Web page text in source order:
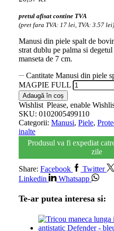
pretul afisat contine TVA
(pret fara TVA: 17 lei, TVA: 3.57 lei)
Manusi din piele spalt de
strat dublu pe palma si
manseta de 7 cm.
Cantitate Manusi din piele
MAGPIE FULL
Adaugă în coș
Wishlist Please, enable
SKU: 0102005499110
Categorii: Manusi, Piele,
inalte
Produsul va fi expediat
zile
Share: Facebook Twitter
Linkedin
Whatsapp
Te-ar putea interesa si: